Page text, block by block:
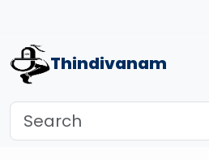
Thindivanam